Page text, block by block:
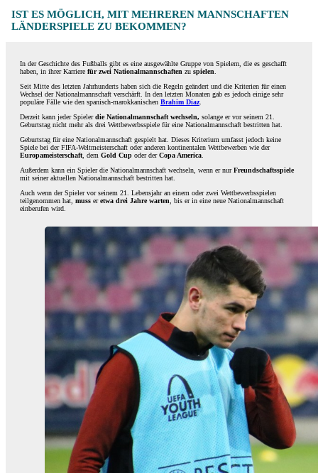
IST ES MÖGLICH, MIT MEHREREN MANNSCHAFTEN
LÄNDERSPIELE ZU BEKOMMEN?
In der Geschichte des Fußballs gibt es eine ausgewählte Gruppe von Spielern, die es geschafft
haben, in ihrer Karriere für zwei Nationalmannschaften zu spielen
Seit Mitte des letzten Jahrhunderts haben sich die Regeln geändert und die Kriterien für einen
Wechsel der Nationalmannschaft verschärft. In den letzten Monaten gab es jedoch einige sehr
populäre Fälle wie den spanisch-marokkanischen Brahim Diaz.
Derzeit kann jeder Spielerdie Nationalmannschaft wechseln, solange er vor seinem 21.
Geburtstag nicht mehr als drei Wettbewerbsspiele für eine Nationalmannschaft bestritten hat.
Geburtstag für eine Nationalmannschaft gespielt hat. Dieses Kriterium umfasst jedoch keine
Spiele bei der FIFA-Weltmeisterschaft oder anderen kontinentalen Wettbewerben wie der
Europameisterschaft , dem Gold Cup oder derCopa America
Außerdem kann ein Spieler die Nationalmannschaft wechseln, wenn er nurFreundschaftsspiele
mit seiner aktuellen Nationalmannschaft bestritten hat.
Auch wenn der Spieler vor seinem 21. Lebensjahr an einem oder zwei Wettbewerbsspielen
teilgenommen hat, muss eretwa drei Jahre warten , bis er in eine neue Nationalmannschaft
einberufen wird.